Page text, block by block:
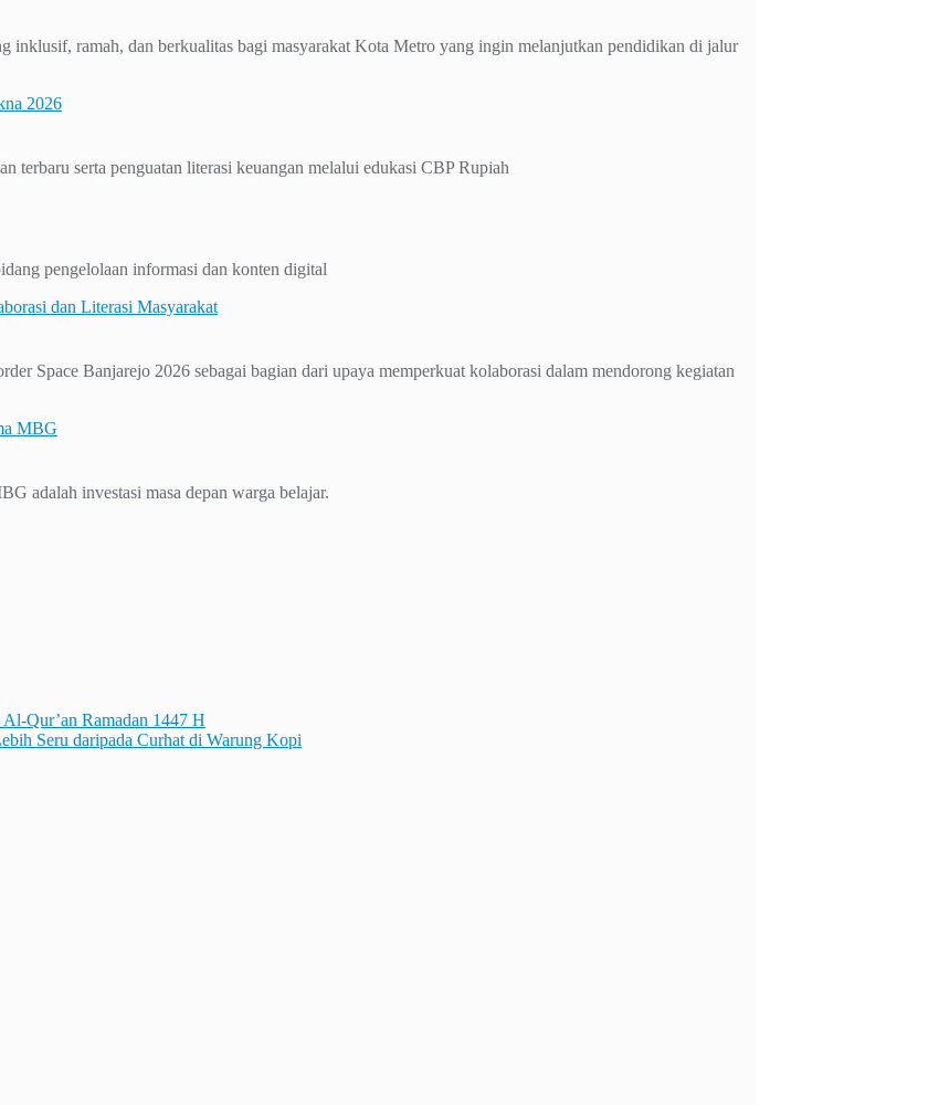
inklusif, ramah, dan berkualitas bagi masyarakat Kota Metro yang ingin melanjutkan pendidikan di jalur
2026
terbaru serta penguatan literasi keuangan melalui edukasi CBP Rupiah
pengelolaan informasi dan konten digital
dan Literasi Masyarakat
Space Banjarejo 2026 sebagai bagian dari upaya memperkuat kolaborasi dalam mendorong kegiatan
MBG
adalah investasi masa depan warga belajar.
Qur’an Ramadan 1447 H
Seru daripada Curhat di Warung Kopi